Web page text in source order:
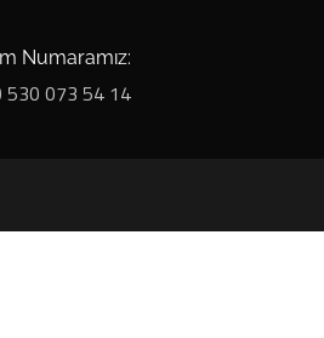
Numaramız:
530 073 54 14